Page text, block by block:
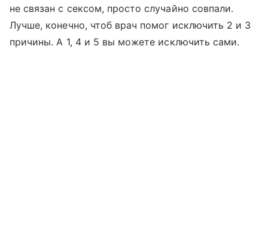
не связан с сексом, просто случайно совпали.
Лучше, конечно, чтоб врач помог исключить 2 и 3
причины. А 1, 4 и 5 вы можете исключить сами.